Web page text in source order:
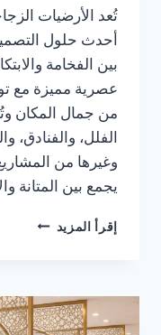
تُعد الأرضيات
أحدث حلول
بين الفخامة
عصرية مميزة مع
من جمال المكان
الفلل، والفنادق،
وغيرها من
يجمع بين المتانة
إقرأ المزيد الارضيات